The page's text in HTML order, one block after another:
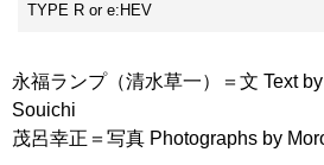
TYPE R or e:HEV
永福ランプ（清水草一）＝文 Text
Souichi
茂呂幸正＝写真 Photographs by